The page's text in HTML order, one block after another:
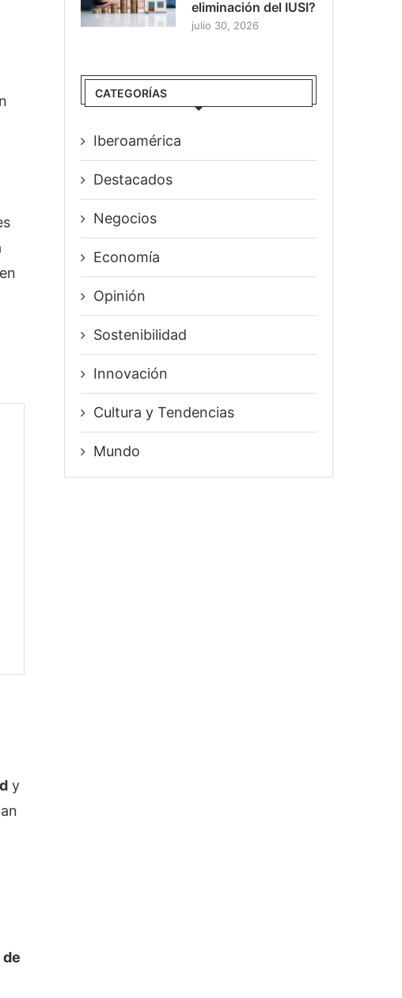
y
eliminación del IUSI?
julio 30, 2026
CATEGORÍAS
Iberoamérica
Destacados
Negocios
Economía
Opinión
Sostenibilidad
Innovación
⁠Cultura y Tendencias
Mundo